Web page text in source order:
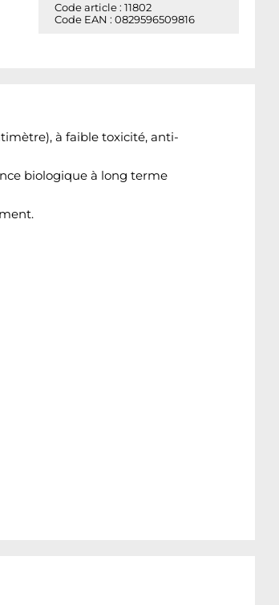
Code article : 11802
Code EAN : 0829596509816
, à faible toxicité, anti-
biologique à long terme